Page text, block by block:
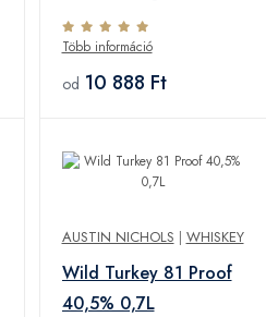
0,7L
Több információ
od 10 888 Ft
AUSTIN NICHOLS | WHISKEY
Wild Turkey 81 Proof
40,5% 0,7L